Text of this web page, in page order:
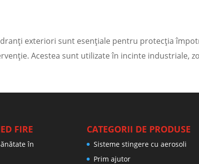
exteriori sunt esențiale pentru protecția
Acestea sunt utilizate în incinte industriale,
FIRE
în
CATEGORII DE PRODUSE
Sisteme stingere cu aerosoli
Prim ajutor